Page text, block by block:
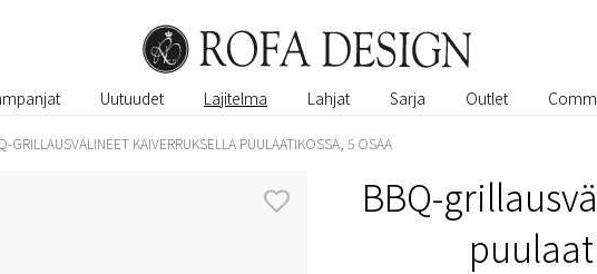
Uutuudet Lajitelma Lahjat Sarja Outlet
GRILLAUSVÄLINEET KAIVERRUKSELLA PUULAATIKOSSA, 5 OSAA
BBQ-